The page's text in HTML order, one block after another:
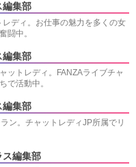
編集部
ディ。お仕事の魅力を多くの女
闘中。
編集部
ットレディ。FANZAライブチャ
で活動中。
編集部
ン。チャットレディJP所属でリ
ス編集部